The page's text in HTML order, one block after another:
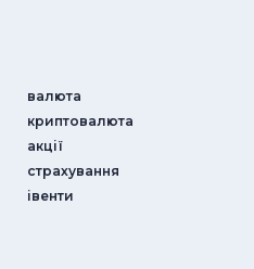
валюта
криптовалюта
акції
страхування
iвенти